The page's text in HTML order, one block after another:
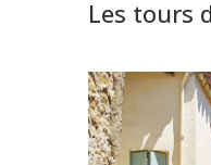
Les tours